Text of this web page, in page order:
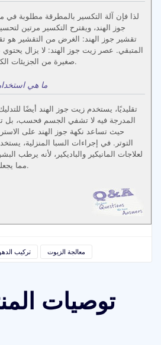
لذا فإن آلة التكسير بالمطرقة مطلوبة في
جوز الهند، ويقترح التكسير مرتين
تقشير جوز الهند: الغرض من التقشير هو
المتبقي. عصر زيت جوز الهند: لا يزال
صغيرة من الجزيئات الكبيرة بعد التكسير.
ما هي
تقليديًا، يستخدم زيت جوز الهند أيضًا
المدرجة فيه لا تشفي الجسم فحسب، بل
حيث تساعد نكهة جوز الهند على
التوتر. في إجراءات السبا المنزلية،
لعلاجات المانيكير والباديكير، لأنه يرطب
مما يجعلها ناعمة وسلسة.
تركيب معالجة الزيوت
توصيات